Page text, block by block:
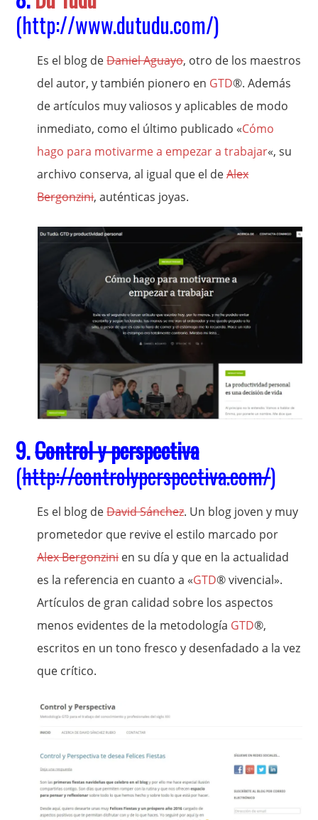
(http://www.dutudu.com/)
Es el blog deDaniel Aguayo, otro de los maestros
del autor, y también pionero en GTD®. Además
de artículos muy valiosos y aplicables de modo
inmediato, como el último publicado «Cómo
hago para motivarme a empezar a trabajar«, su
archivo conserva, al igual que el deAlex
Bergonzini, auténticas joyas.
9.Control y perspectiva
(http://controlyperspectiva.com/)
Es el blog deDavid Sánchez. Un blog joven y muy
prometedor que revive el estilo marcado por
Alex Bergonzinien su día y que en la actualidad
es la referencia en cuanto a «GTD® vivencial».
Artículos de gran calidad sobre los aspectos
menos evidentes de la metodología GTD®,
escritos en un tono fresco y desenfadado a la vez
que crítico.